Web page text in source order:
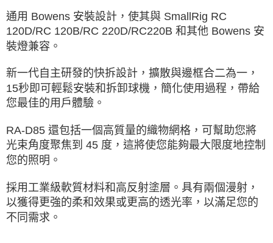
通用 Bowens 安裝設計，使其與 SmallRig RC
120D/RC 120B/RC 220D/RC220B 和其他 Bowens 安
裝燈兼容。
新一代自主研發的快拆設計，擴散與邊框合二為一，
15秒即可輕鬆安裝和拆卸球機，簡化使用過程，帶給
您最佳的用戶體驗。
RA-D85 還包括一個高質量的織物網格，可幫助您將
光束角度聚焦到 45 度，這將使您能夠最大限度地控制
您的照明。
採用工業級軟質材料和高反射塗層。具有兩個漫射，
以獲得更強的柔和效果或更高的透光率，以滿足您的
不同需求。